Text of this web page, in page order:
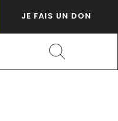
JE FAIS UN DON
Rechercher